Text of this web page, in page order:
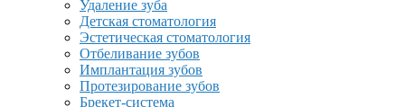
Удаление зуба
Детская стоматология
Эстетическая стоматология
Отбеливание зубов
Имплантация зубов
Протезирование зубов
Брекет-система